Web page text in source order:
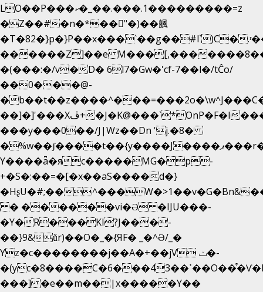
LO��P���ކ�_��.���.1���������=z
�Z��#�n�*��"�)��䑺
�T�82�}p�}P��x���`��g��#l`)C�
������Z]��e
�(���:�/v�D� 6l7�Gw�'cf-7��l�/tĈo/
��0���@-
�
��]�]'���Xڦ+�J�K@���`*OnP�F�I�����n����ˎ���E>���%
���y���0��/J|Wz��Dn 'j.�8�
�%w��ʃ����t��{y����J����ޕ���r��d�$e҅b�e����
Y����ǟ�яc�����MG�p-
+�S�:��=�[�x��aS����d�}
� ������vi�Ə �IJU���-
�Y�R���KI?J���-
��}9&ǔr)��O�_�{ЯF� _�^Ə/_�
Yz�c��������j��A�+��jV ݖ�-
�(yc�8����C�6���43��ߴ��O��͒�Ѵ�k��OEX�2�,�)�t��@���aw����;�׷o�_��2�sy��.�=W�n��߃�{4��ߑ��i�8V6v4W�9��s���g�
���] �e��m��|x�����Y��